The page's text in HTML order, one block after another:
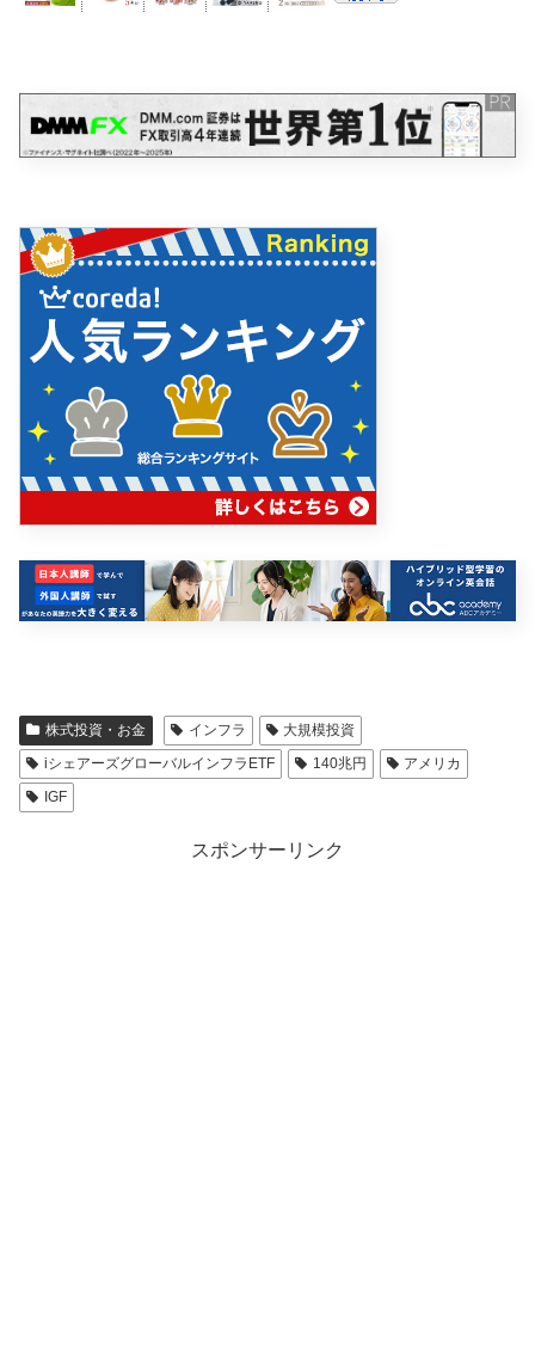
株式投資・お金 インフラ
大規模投資
iシェアーズグローバルインフラETF
140兆円
アメリカ
IGF
スポンサーリンク